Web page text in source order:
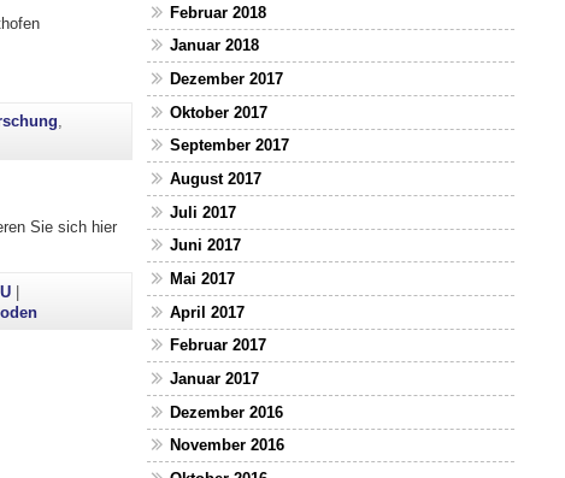
,
Sie sich hier
in Psychologie?"
Februar 2018
Januar 2018
Dezember 2017
Oktober 2017
September 2017
August 2017
Juli 2017
Juni 2017
Mai 2017
April 2017
Februar 2017
Januar 2017
Dezember 2016
November 2016